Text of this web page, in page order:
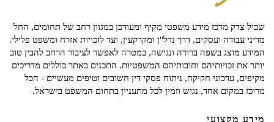
שביל צדק מרכז מידע משפטי מקיף ומעודכן במגוון רחב של תחומים, החל
מדיני עבודה ועסקים, דרך נדל"ן ומקרקעין, ועד לזכויות אזרח ומשפט פלילי.
המידע מוצג בשפה ברורה ונגישה, במטרה לאפשר לציבור הרחב להבין טוב
יותר את זכויותיהם וחובותיהם המשפטיות. התכנים באתר כוללים מדריכים
מקיפים, עדכוני חקיקה, ניתוח פסקי דין חשובים וטיפים מעשיים - הכל
מרוכז במקום אחד, נגיש וזמין לכל מתעניין בתחום המשפט בישראל.
מידע מקצועי